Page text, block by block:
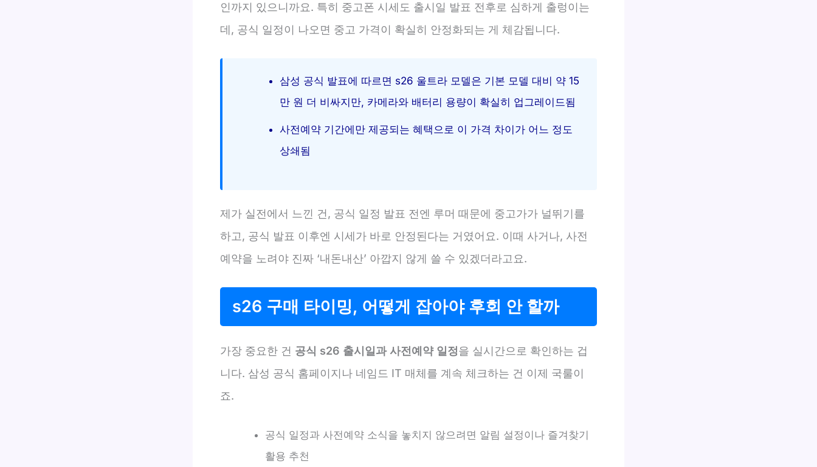
인까지 있으니까요. 특히 중고폰 시세도 출시일 발표 전후로 심하게 출렁이는
데, 공식 일정이 나오면 중고 가격이 확실히 안정화되는 게 체감됩니다.
삼성 공식 발표에 따르면 s26 울트라 모델은 기본 모델 대비 약 15
만 원 더 비싸지만, 카메라와 배터리 용량이 확실히 업그레이드됨
사전예약 기간에만 제공되는 혜택으로 이 가격 차이가 어느 정도
상쇄됨
제가 실전에서 느낀 건, 공식 일정 발표 전엔 루머 때문에 중고가가 널뛰기를
하고, 공식 발표 이후엔 시세가 바로 안정된다는 거였어요. 이때 사거나, 사전
예약을 노려야 진짜 ‘내돈내산’ 아깝지 않게 쓸 수 있겠더라고요.
s26 구매 타이밍, 어떻게 잡아야 후회 안 할까
가장 중요한 건 공식 s26 출시일과 사전예약 일정을 실시간으로 확인하는 겁
니다. 삼성 공식 홈페이지나 네임드 IT 매체를 계속 체크하는 건 이제 국룰이
죠.
공식 일정과 사전예약 소식을 놓치지 않으려면 알림 설정이나 즐겨찾기
활용 추천